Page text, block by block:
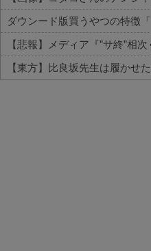
ダウンード版買うやつの特徴
【東方】比良坂先生は履かせ